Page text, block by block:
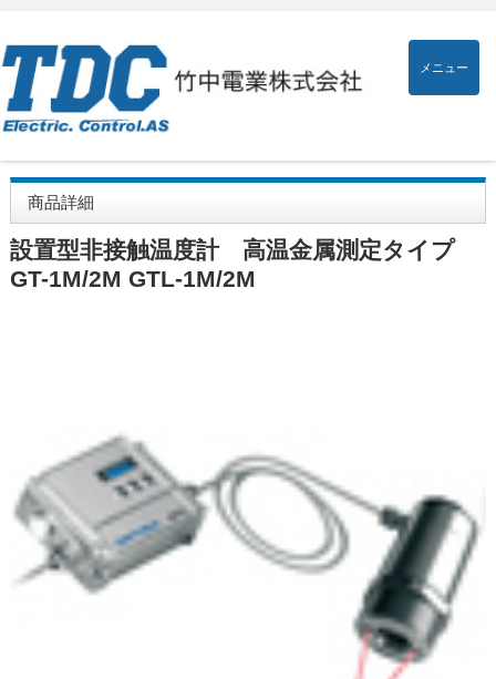
メニュー
商品詳細
設置型非接触温度計 高温金属測定タイプ
GT-1M/2M GTL-1M/2M